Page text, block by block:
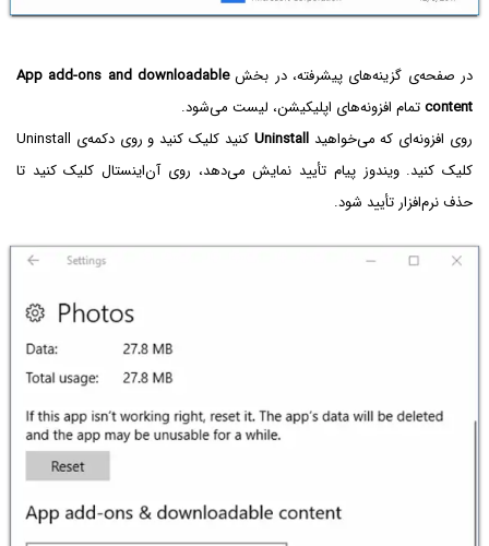
در صفحه‌ی گزینه‌های پیشرفته، در بخشApp add-ons and downloadable
contentتمام افزونه‌های اپلیکیشن، لیست می‌شود.
روی افزونه‌ای که می‌خواهیدUninstall
کنید کلیک کنید و روی دکمه‌ی Uninstall
کلیک کنید. ویندوز پیام تأیید نمایش می‌دهد، روی آن‌اینستال کلیک کنید تا
حذف نرم‌افزار تأیید شود.